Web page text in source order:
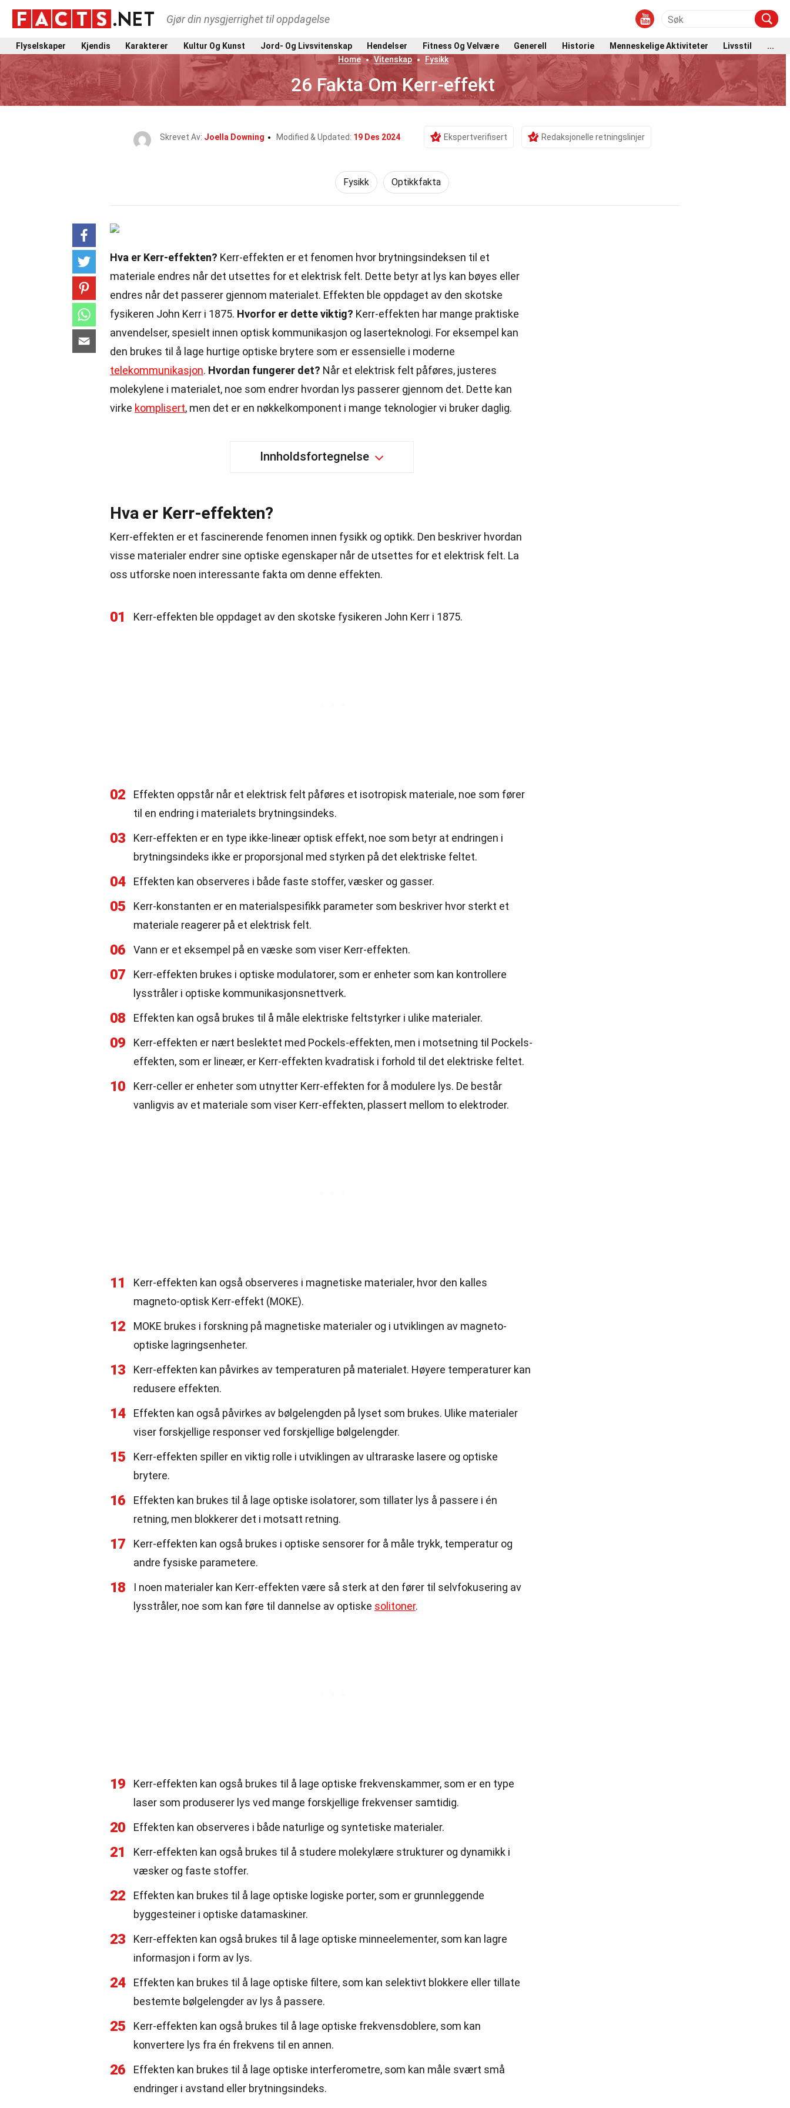
Gjør din nysgjerrighet til oppdagelse
Flyselskaper Kjendis Karakterer Kultur Og Kunst Jord- Og Livsvitenskap Hendelser Fitness Og Velvære Generell Historie Menneskelige Aktiviteter Livsstil
...
Home
Vitenskap Fysikk
26 Fakta Om Kerr-effekt
Skrevet Av: Joella Downing Modified & Updated: 19 Des 2024 Ekspertverifisert Redaksjonelle retningslinjer
Fysikk Optikkfakta
Hva er Kerr-effekten? Kerr-effekten er et fenomen hvor brytningsindeksen til et
materiale endres når det utsettes for et elektrisk felt. Dette betyr at lys kan bøyes eller
endres når det passerer gjennom materialet. Effekten ble oppdaget av den skotske
fysikeren John Kerr i 1875. Hvorfor er dette viktig? Kerr-effekten har mange praktiske
anvendelser, spesielt innen optisk kommunikasjon og laserteknologi. For eksempel kan
den brukes til å lage hurtige optiske brytere som er essensielle i moderne
telekommunikasjon. Hvordan fungerer det? Når et elektrisk felt påføres, justeres
molekylene i materialet, noe som endrer hvordan lys passerer gjennom det. Dette kan
virke komplisert, men det er en nøkkelkomponent i mange teknologier vi bruker daglig.
Innholdsfortegnelse
Hva er Kerr-effekten?
Kerr-effekten er et fascinerende fenomen innen fysikk og optikk. Den beskriver hvordan
visse materialer endrer sine optiske egenskaper når de utsettes for et elektrisk felt. La
oss utforske noen interessante fakta om denne effekten.
01 Kerr-effekten ble oppdaget av den skotske fysikeren John Kerr i 1875.
02
Effekten oppstår når et elektrisk felt påføres et isotropisk materiale, noe som fører
til en endring i materialets brytningsindeks.
03
Kerr-effekten er en type ikke-lineær optisk effekt, noe som betyr at endringen i
brytningsindeks ikke er proporsjonal med styrken på det elektriske feltet.
04 Effekten kan observeres i både faste stoffer, væsker og gasser.
05
Kerr-konstanten er en materialspesifikk parameter som beskriver hvor sterkt et
materiale reagerer på et elektrisk felt.
06 Vann er et eksempel på en væske som viser Kerr-effekten.
07
Kerr-effekten brukes i optiske modulatorer, som er enheter som kan kontrollere
lysstråler i optiske kommunikasjonsnettverk.
08 Effekten kan også brukes til å måle elektriske feltstyrker i ulike materialer.
09
Kerr-effekten er nært beslektet med Pockels-effekten, men i motsetning til Pockels-
effekten, som er lineær, er Kerr-effekten kvadratisk i forhold til det elektriske feltet.
10
Kerr-celler er enheter som utnytter Kerr-effekten for å modulere lys. De består
vanligvis av et materiale som viser Kerr-effekten, plassert mellom to elektroder.
11
Kerr-effekten kan også observeres i magnetiske materialer, hvor den kalles
magneto-optisk Kerr-effekt (MOKE).
12
MOKE brukes i forskning på magnetiske materialer og i utviklingen av magneto-
optiske lagringsenheter.
13
Kerr-effekten kan påvirkes av temperaturen på materialet. Høyere temperaturer kan
redusere effekten.
14
Effekten kan også påvirkes av bølgelengden på lyset som brukes. Ulike materialer
viser forskjellige responser ved forskjellige bølgelengder.
15
Kerr-effekten spiller en viktig rolle i utviklingen av ultraraske lasere og optiske
brytere.
16
Effekten kan brukes til å lage optiske isolatorer, som tillater lys å passere i én
retning, men blokkerer det i motsatt retning.
17
Kerr-effekten kan også brukes i optiske sensorer for å måle trykk, temperatur og
andre fysiske parametere.
18
I noen materialer kan Kerr-effekten være så sterk at den fører til selvfokusering av
lysstråler, noe som kan føre til dannelse av optiske solitoner.
19
Kerr-effekten kan også brukes til å lage optiske frekvenskammer, som er en type
laser som produserer lys ved mange forskjellige frekvenser samtidig.
20 Effekten kan observeres i både naturlige og syntetiske materialer.
21
Kerr-effekten kan også brukes til å studere molekylære strukturer og dynamikk i
væsker og faste stoffer.
22
Effekten kan brukes til å lage optiske logiske porter, som er grunnleggende
byggesteiner i optiske datamaskiner.
23
Kerr-effekten kan også brukes til å lage optiske minneelementer, som kan lagre
informasjon i form av lys.
24
Effekten kan brukes til å lage optiske filtere, som kan selektivt blokkere eller tillate
bestemte bølgelengder av lys å passere.
25
Kerr-effekten kan også brukes til å lage optiske frekvensdoblere, som kan
konvertere lys fra én frekvens til en annen.
26
Effekten kan brukes til å lage optiske interferometre, som kan måle svært små
endringer i avstand eller brytningsindeks.